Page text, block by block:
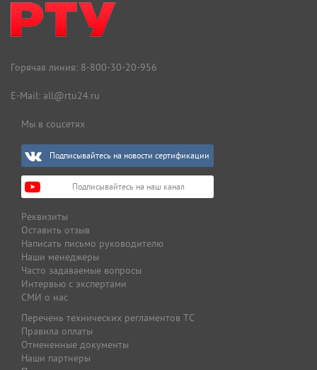
Горячая линия: 8-800-30-20-956
E-Mail: all@rtu24.ru
Мы в соцсетях
Подписывайтесь на новости сертификации
Подписывайтесь на наш канал
Реквизиты
Оставить отзыв
Написать письмо руководителю
Наши менеджеры
Часто задаваемые вопросы
Интервью с экспертами
СМИ о нас
Перечень технических регламентов ТС
Правила оплаты
Отмененные документы
Наши партнеры